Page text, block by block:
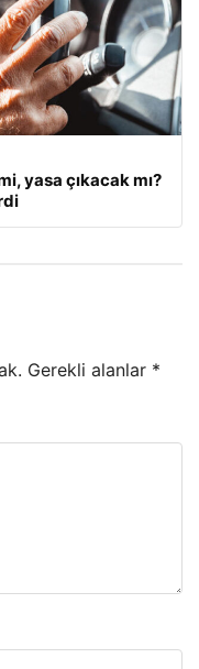
yasa çıkacak mı?
Gerekli alanlar *